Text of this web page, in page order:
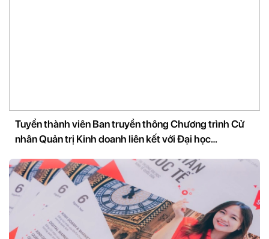
Tuyển thành viên Ban truyền thông Chương trình Cử
nhân Quản trị Kinh doanh liên kết với Đại học